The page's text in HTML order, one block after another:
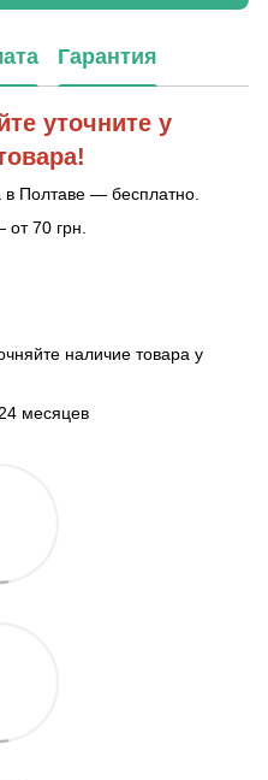
Гарантия
уточните у
Полтаве — бесплатно.
70 грн.
наличие товара у
месяцев